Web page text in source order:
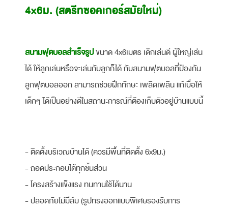
4x6ม. (สตรีทซอคเกอร์สมัยใหม่)
สนามฟุตบอลสำเร็จรูปขนาด 4x6เมตร เด็กเล่นดี ผู้ใหญ่เล่น
ได้ ให้ลูกเล่นหรือจะเล่นกับลูกก็ได้ กับสนามฟุตบอลที่ป้องกัน
ลูกฟุตบอลออก สามารถช่วยฝึกทักษะ เพลิดเพลิน แก้เบื่อให้
เด็กๆ ได้เป็นอย่างดีในสถานะการณ์ที่ต้องเก็บตัวอยู่บ้านแบบนี้
- ติดตั้งบริเวณบ้านได้ (ควรมีพื้นที่ติดตั้ง 6x9ม.)
- ถอดประกอบได้ทุกชิ้นส่วน
- โครงสร้างแข็งแรง ทนทานใช้ได้นาน
- ปลอดภัยไม่มีล้ม (รูปทรงออกแบบพิเศษรองรับการ